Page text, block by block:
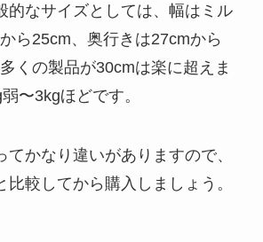
的なサイズとしては、幅はミル
ら25cm、奥行きは27cmから
くの製品が30cmは楽に超えま
〜3kgほどです。
かなり違いがありますので、
比較してから購入しましょう。